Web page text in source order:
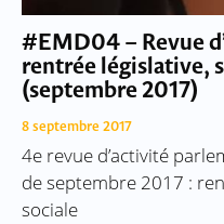
#EMD04 – Revue
rentrée législative,
(septembre 2017)
8 septembre 2017
4e revue d’activité
de septembre 2017 :
sociale